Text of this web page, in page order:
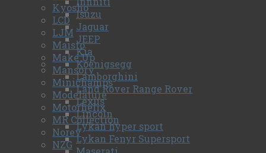
Isuzu
Jaguar
JEEP
Kia
Koenigsegg
Lamborghini
Land Rover Range Rover
Lexus
Lincoln
Lykan hyper sport
Lykan Fenyr Supersport
Kyosho
LCD
LJM
Maisto
Make Up
Mansory
Minichamps
Modelature
Motorhelix
MR Collection
Norev
NZG